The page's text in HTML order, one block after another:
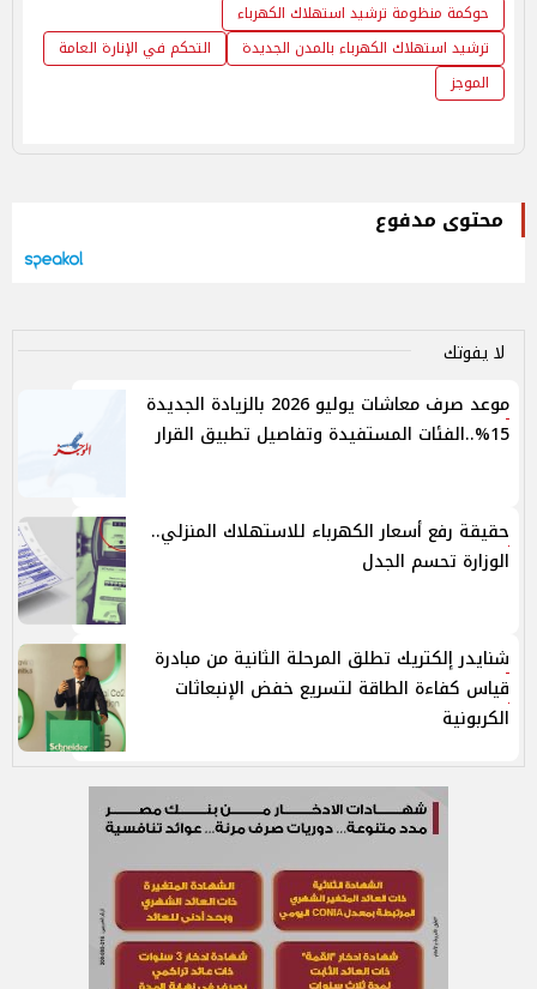
حوكمة منظومة ترشيد استهلاك الكهرباء
ترشيد استهلاك الكهرباء بالمدن الجديدة
التحكم في الإنارة العامة
الموجز
محتوى مدفوع
لا يفوتك
موعد صرف معاشات يوليو 2026 بالزيادة الجديدة
15%..الفئات المستفيدة وتفاصيل تطبيق القرار
حقيقة رفع أسعار الكهرباء للاستهلاك المنزلي..
الوزارة تحسم الجدل
شنايدر إلكتريك تطلق المرحلة الثانية من مبادرة
قياس كفاءة الطاقة لتسريع خفض الإنبعاثات
الكربونية